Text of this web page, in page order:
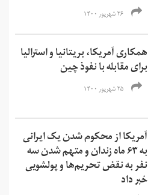
۲۶ شهریور ۱۴۰۰
همکاری آمریکا، بریتانیا و استرالیا
برای مقابله با نفوذ چین
۲۵ شهریور ۱۴۰۰
آمریکا از محکوم شدن یک ایرانی
به ۶۳ ماه زندان و متهم شدن سه
نفر به نقض تحریم‌ها و‌ پولشویی
خبر داد